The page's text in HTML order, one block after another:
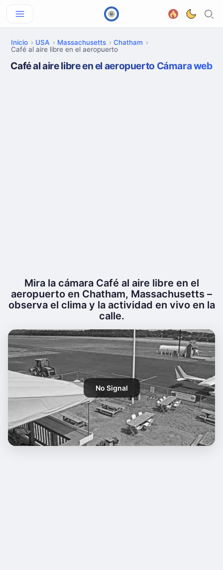
Inicio USA Massachusetts
Chatham
Café al aire libre en el aeropuerto
Café al aire libre en el aeropuerto Cámara web
Mira la cámara Café al aire libre en el
aeropuerto en Chatham, Massachusetts –
observa el clima y la actividad en vivo en la
calle.
No Signal